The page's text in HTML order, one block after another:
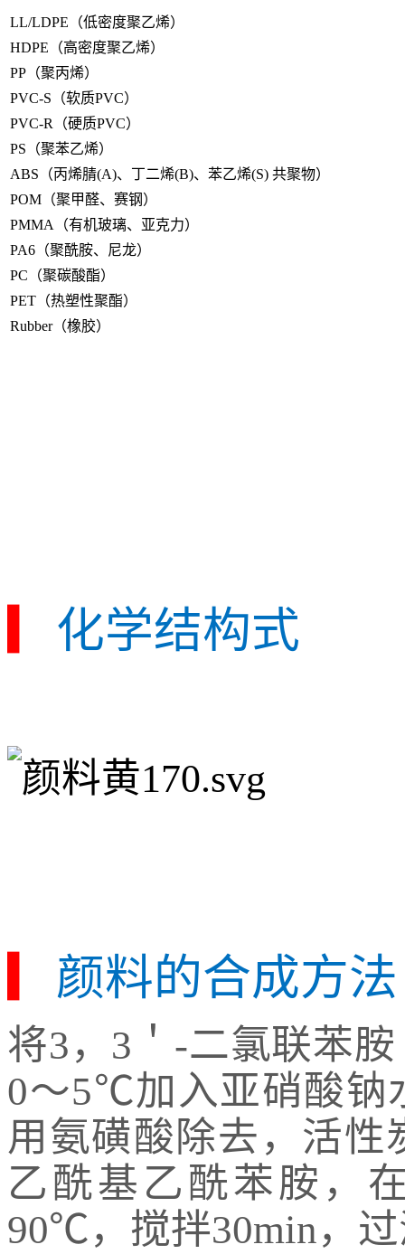
LL/LDPE（低密度聚乙烯）
HDPE（高密度聚乙烯）
PP（聚丙烯）
PVC-S（软质PVC）
PVC-R（硬质PVC）
PS（聚苯乙烯）
ABS（丙烯腈(A)、丁二烯(B)、苯乙烯(S) 共聚物）
POM（聚甲醛、赛钢）
PMMA（有机玻璃、亚克力）
PA6（聚酰胺、尼龙）
PC（聚碳酸酯）
PET（热塑性聚酯）
Rubber（橡胶）
化学结构式
颜料的合成方法
将3，3＇-二氯联苯
0～5℃加入亚硝酸钠
用氨磺酸除去，活
乙酰基乙酰苯胺，
90℃，搅拌30min，